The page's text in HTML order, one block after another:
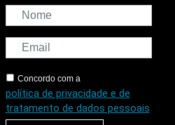
Concordo com a
política de privacidade e de
tratamento de dados pessoais